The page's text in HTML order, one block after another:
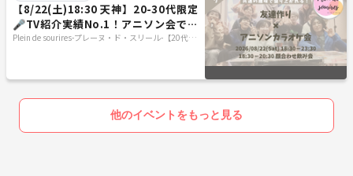
【8/22(土)18:30 天神】20-30代限定
🎤TV紹介実績No.1！アニソン会で友
達作り／聴き専可！
Plein de sourires-プレーヌ・ド・スリール-【20代/3
他のイベントをもっと見る